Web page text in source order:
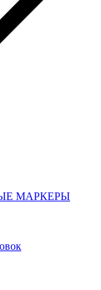
МАРКЕРЫ